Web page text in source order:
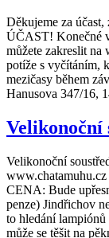
Děkujeme za
ÚČAST! Konečné
můžete zakreslit na
potíže s vyčítáním,
mezičasy během
Hanusova 347/16,
Velikonoční
Velikonoční
CENA: Bude
penze) Jindřichov
to hledání
může se těšit na